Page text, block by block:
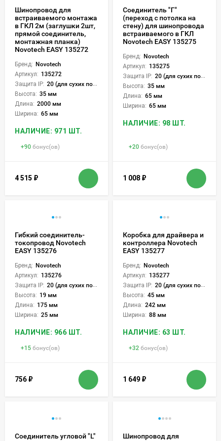
Шинопровод для
встраиваемого монтажа
в ГКЛ 2м (заглушки 2шт,
прямой соединитель,
монтажная планка)
Novotech EASY 135272
Бренд: Novotech
Артикул: 135272
Защита IP: 20 (для сухих пом.)
Высота: 35 мм
Длина: 2000 мм
Ширина: 65 мм
НАЛИЧИЕ: 971 ШТ.
+90 бонус(ов)
4 515 ₽
Соединитель "Г"
(переход с потолка на
стену) для шинопровода
встраиваемого в ГКЛ
Novotech EASY 135275
Бренд: Novotech
Артикул: 135275
Защита IP: 20 (для сухих пом.)
Высота: 35 мм
Длина: 65 мм
Ширина: 65 мм
НАЛИЧИЕ: 98 ШТ.
+20 бонус(ов)
1 008 ₽
Гибкий соединитель-
токопровод Novotech
EASY 135276
Бренд: Novotech
Артикул: 135276
Защита IP: 20 (для сухих пом.)
Высота: 19 мм
Длина: 175 мм
Ширина: 25 мм
НАЛИЧИЕ: 966 ШТ.
+15 бонус(ов)
756 ₽
Коробка для драйвера и
контроллера Novotech
EASY 135277
Бренд: Novotech
Артикул: 135277
Защита IP: 20 (для сухих пом.)
Высота: 45 мм
Длина: 242 мм
Ширина: 88 мм
НАЛИЧИЕ: 63 ШТ.
+32 бонус(ов)
1 649 ₽
Соединитель угловой "L"
Шинопровод для